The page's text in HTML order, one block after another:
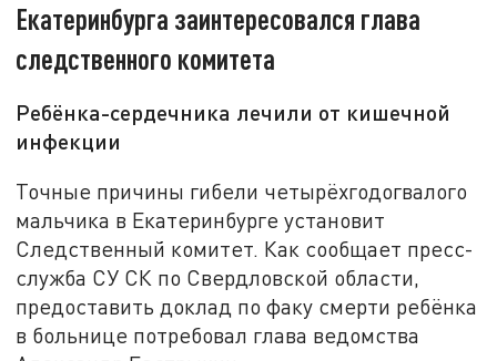
Екатеринбурга заинтересовался глава
следственного комитета
Ребёнка-сердечника лечили от кишечной
инфекции
Точные причины гибели четырёхгодогвалого
мальчика в Екатеринбурге установит
Следственный комитет. Как сообщает пресс-
служба СУ СК по Свердловской области,
предоставить доклад по факу смерти ребёнка
в больнице потребовал глава ведомства